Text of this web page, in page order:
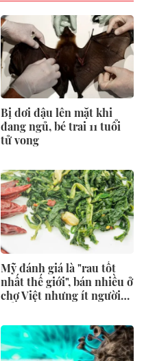
Bị dơi đậu lên mặt khi
đang ngủ, bé trai 11 tuổi
tử vong
Mỹ đánh giá là "rau tốt
nhất thế giới", bán nhiều ở
chợ Việt nhưng ít người